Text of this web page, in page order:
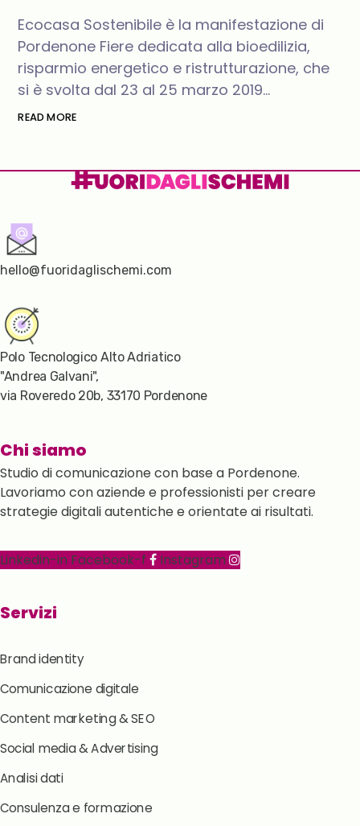
Ecocasa Sostenibile è la manifestazione di
Pordenone Fiere dedicata alla bioedilizia,
risparmio energetico e ristrutturazione, che
si è svolta dal 23 al 25 marzo 2019…
READ MORE
hello@fuoridaglischemi.com
Polo Tecnologico Alto Adriatico
"Andrea Galvani",
via Roveredo 20b, 33170 Pordenone
Chi siamo
Studio di comunicazione con base a Pordenone.
Lavoriamo con aziende e professionisti per creare
strategie digitali autentiche e orientate ai risultati.
Linkedin-in Facebook-f Instagram
Servizi
Brand identity
Comunicazione digitale
Content marketing & SEO
Social media & Advertising
Analisi dati
Consulenza e formazione